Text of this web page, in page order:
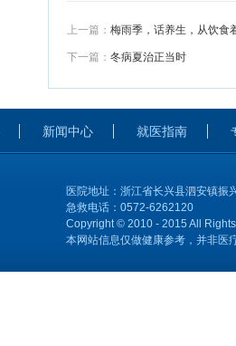
上一篇： 梅雨季，话养生，从饮食
下一篇： 冬病夏治正当时
新闻中心 就医指南
医院地址：浙江省长兴县泗安镇振
急救电话：0572-6262120
Copyright © 2010 - 2015 All
本网站信息仅做健康参考，并非医